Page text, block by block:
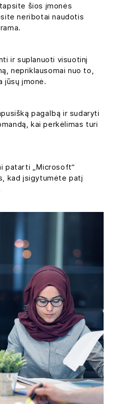
šios įmonės
neribotai naudotis
ir suplanuoti visuotinį
nepriklausomai nuo to,
jūsų įmonė.
pagalbą ir sudaryti
kai perkėlimas turi
patarti „Microsoft“
kad įsigytumėte patį